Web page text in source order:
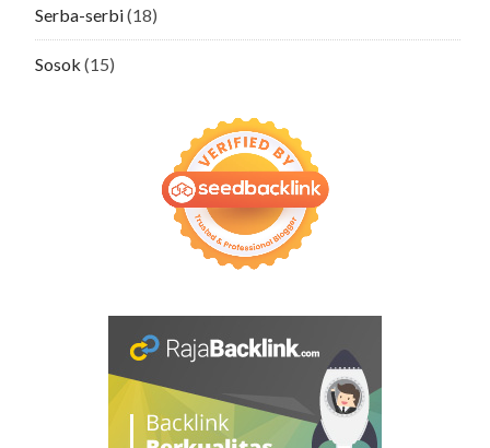
Serba-serbi(18)
Sosok (15)